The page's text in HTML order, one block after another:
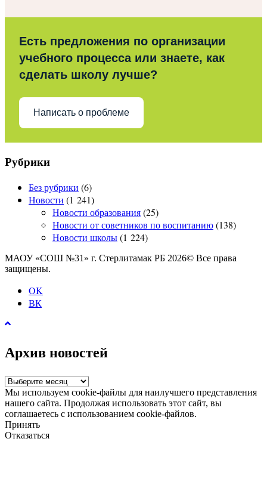
Есть предложения по организации
учебного процесса или знаете, как
сделать школу лучше?
Написать о проблеме
Рубрики
Без рубрики (6)
Новости (1 241)
Новости образования(25)
Новости от советников по воспитанию(138)
Новости школы(1 224)
МАОУ «СОШ №31» г. Стерлитамак РБ 2026© Все права
защищены.
OK
ВК
Архив новостей
Архив
новостей
Мы используем cookie-файлы для наилучшего представления
нашего сайта. Продолжая использовать этот сайт, вы
соглашаетесь с использованием cookie-файлов.
Принять
Отказаться